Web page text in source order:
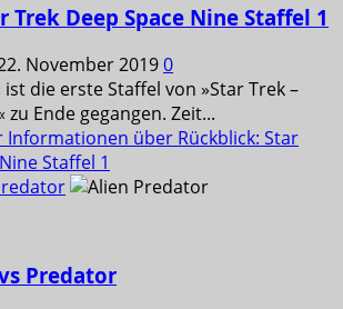
Trek Deep Space Nine Staffel 1
November 20190
die erste Staffel von »Star Trek –
zu Ende gegangen. Zeit...
Informationen über Rückblick: Star
Staffel 1
Predator